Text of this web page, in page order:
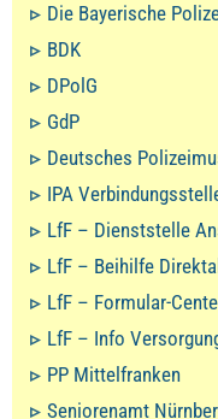
Die Bayerische
BDK
DPolG
GdP
Deutsches
IPA
LfF – Dienststelle
LfF – Beihilfe
LfF – Formular-
LfF – Info
PP Mittelfranken
Seniorenamt